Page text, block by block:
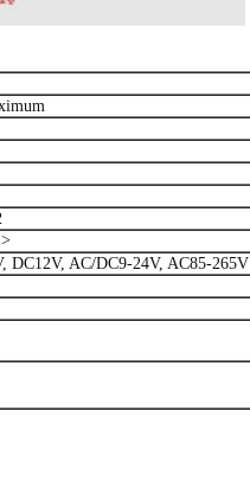
DC12V, AC/DC9-24V, AC85-265V